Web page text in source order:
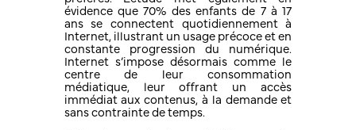
évidence que 70% des enfants de 7 à 17
ans se connectent quotidiennement à
Internet, illustrant un usage précoce et en
constante progression du numérique.
Internet s’impose désormais comme le
centre de leur consommation
médiatique, leur offrant un accès
immédiat aux contenus, à la demande et
sans contrainte de temps.